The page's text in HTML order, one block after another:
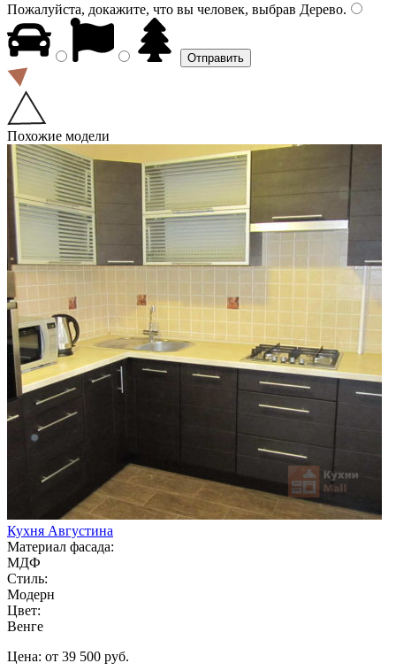
Пожалуйста, докажите, что вы человек, выбрав Дерево.
Похожие модели
Кухня Августина
Материал фасада:
МДФ
Стиль:
Модерн
Цвет:
Венге
Цена: от 39 500 руб.